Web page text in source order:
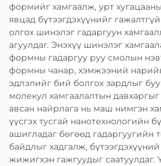
формийг хамгаалж, урт
явцад бүтээгдэхүүнийг
олгох шинэлэг гадаргуун
агуулдаг. Энэхүү шинэлэг
формны гадаргуу руу смолын
формны чанар, хэмжээний
эдлэлийг бий болгох зардлыг
молекул хамгаалалтын
авсан найрлага нь маш нимгэн
үүсгэх тусгай нанотехнологийн
ашигладаг бөгөөд гадаргуугийн
байдлыг хадгалж,
жижигхэн гажгуудыг